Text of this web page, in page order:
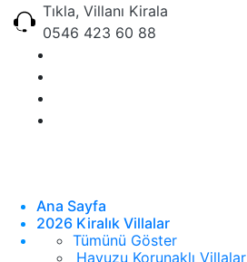
Tıkla, Villanı Kirala
0546 423 60 88
Ana Sayfa
2026 Kiralık Villalar
Tümünü Göster
Havuzu Korunaklı Villalar